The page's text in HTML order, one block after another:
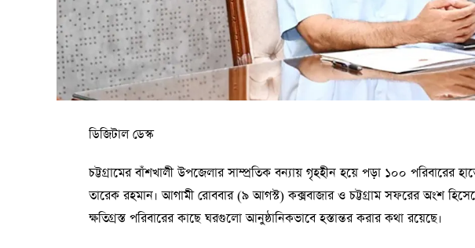
ডিজিটাল ডেস্ক
চট্টগ্রামের বাঁশখালী উপজেলার সাম্প্রতিক বন্যায় গৃহহীন হয়ে পড়া ১০০ পরিবারের
তারেক রহমান। আগামী রোববার (৯ আগস্ট) কক্সবাজার ও চট্টগ্রাম সফরের অংশ
ক্ষতিগ্রস্ত পরিবারের কাছে ঘরগুলো আনুষ্ঠানিকভাবে হস্তান্তর করার কথা রয়েছে।